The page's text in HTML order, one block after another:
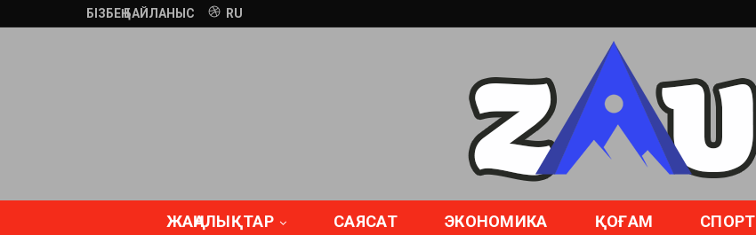
БІЗБЕҢ БАЙЛАНЫС RU
ЖАҢАЛЫҚТАР САЯСАТ ЭКОНОМИКА ҚОҒАМ СПОРТ